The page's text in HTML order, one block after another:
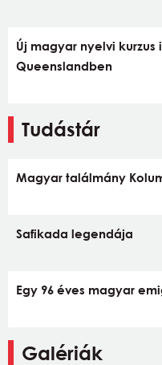
Új magyar nyelvi
Queenslandben
Tudástár
Magyar találmány
Safikada legendája
Egy 96 éves magyar
Galériák